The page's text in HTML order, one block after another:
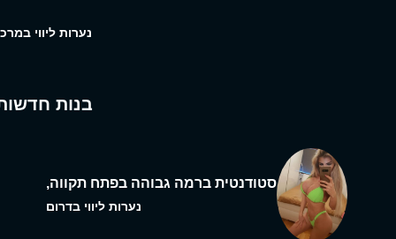
נערות ליווי
בנות
סטודנטית ברמה גבוהה בפתח תקווה,
נערות ליווי בדרום